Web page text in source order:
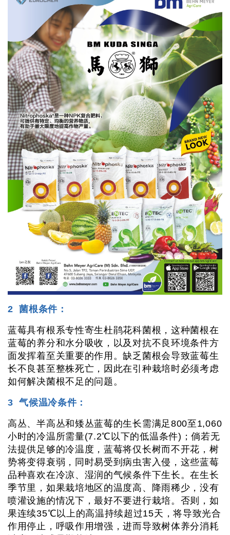
2 菌根条件：
蓝莓具有根系专性寄生杜鹃花科菌根，这种菌根在
蓝莓的养分和水分吸收，以及对抗不良环境条件方
面发挥着至关重要的作用。缺乏菌根会导致蓝莓生
长不良甚至整株死亡，因此在引种栽培时必须考虑
如何解决菌根不足的问题。
3 气候温冷条件：
高丛、半高丛和矮丛蓝莓的生长需满足800至1,060
小时的冷温所需量(7.2℃以下的低温条件)；倘若无
法提供足够的冷温度，蓝莓将仅长树而不开花，树
势将变得衰弱，同时易受到病虫害入侵，这些蓝莓
品种喜欢在冷凉、湿润的气候条件下生长。在生长
季节里，如果栽培地区的温度高、降雨稀少，没有
喷灌设施的情况下，最好不要进行栽培。否则，如
果连续35℃以上的高温持续超过15天，将导致光合
作用停止，呼吸作用增强，进而导致树体养分消耗